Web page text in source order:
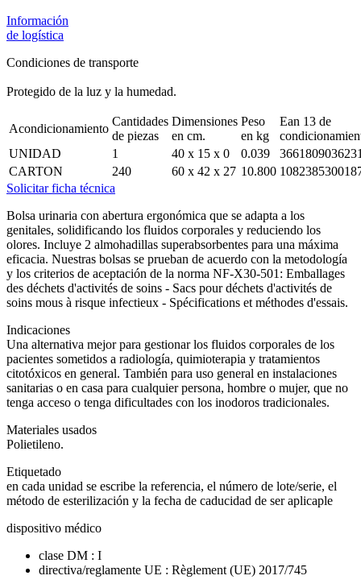
Información
de logística
Condiciones de transporte
Protegido de la luz y la humedad.
Acondicionamiento
Cantidades
de piezas
Dimensiones
en cm.
Peso
en kg
Ean 13 de
UNIDAD
1 40 x 15 x 0 0.039
CARTON
240 60 x 42 x 27 10.800
Solicitar ficha técnica
Bolsa urinaria con abertura ergonómica que se adapta a los
genitales, solidificando los fluidos corporales y reduciendo los
olores. Incluye 2 almohadillas superabsorbentes para una máxima
eficacia. Nuestras bolsas se prueban de acuerdo con la metodología
y los criterios de aceptación de la norma NF-X30-501: Emballages
des déchets d'activités de soins - Sacs pour déchets d'activités de
soins mous à risque infectieux - Spécifications et méthodes d'essais.
Indicaciones
Una alternativa mejor para gestionar los fluidos corporales de los
pacientes sometidos a radiología, quimioterapia y tratamientos
citotóxicos en general. También para uso general en instalaciones
sanitarias o en casa para cualquier persona, hombre o mujer, que no
tenga acceso o tenga dificultades con los inodoros tradicionales.
Materiales usados
Polietileno.
Etiquetado
en cada unidad se escribe la referencia, el número de lote/serie, el
método de esterilización y la fecha de caducidad de ser aplicaple
dispositivo médico
clase DM : I
directiva/reglamente UE : Règlement (UE) 2017/745